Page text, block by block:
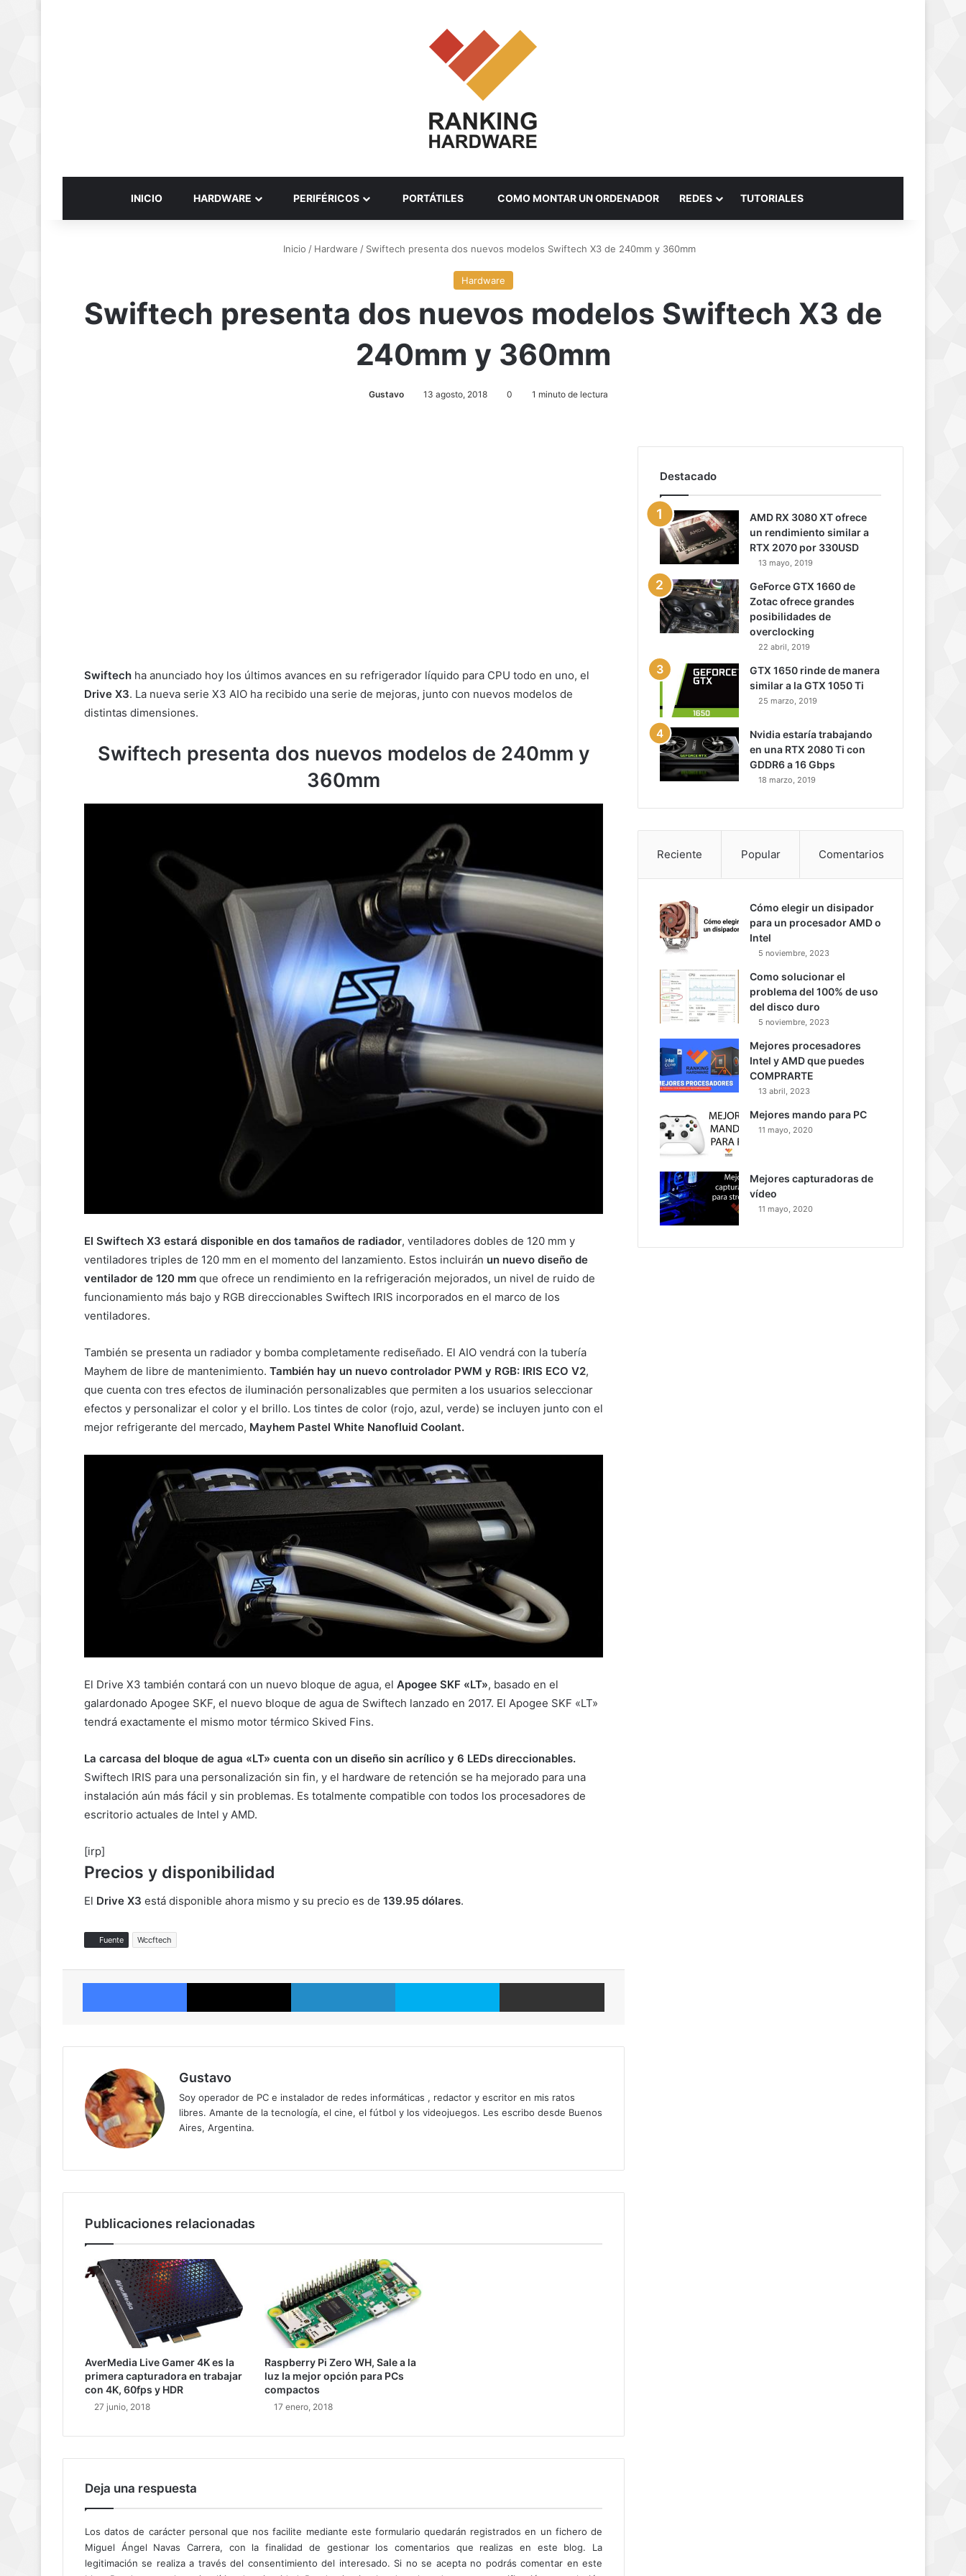
INICIO HARDWARE PERIFÉRICOS PORTÁTILES COMO MONTAR UN ORDENADOR REDES TUTORIALES
Inicio / Hardware / Swiftech presenta dos nuevos modelos Swiftech X3 de 240mm y 360mm
Hardware
Swiftech presenta dos nuevos modelos Swiftech X3 de
240mm y 360mm
Gustavo 13 agosto, 2018 0 1 minuto de lectura
Swiftech ha anunciado hoy los últimos avances en su refrigerador líquido para CPU todo en uno, el
Drive X3. La nueva serie X3 AIO ha recibido una serie de mejoras, junto con nuevos modelos de
distintas dimensiones.
Swiftech presenta dos nuevos modelos de 240mm y
360mm
El Swiftech X3 estará disponible en dos tamaños de radiador, ventiladores dobles de 120 mm y
ventiladores triples de 120 mm en el momento del lanzamiento. Estos incluirán un nuevo diseño de
ventilador de 120 mm que ofrece un rendimiento en la refrigeración mejorados, un nivel de ruido de
funcionamiento más bajo y RGB direccionables Swiftech IRIS incorporados en el marco de los
ventiladores.
También se presenta un radiador y bomba completamente rediseñado. El AIO vendrá con la tubería
Mayhem de libre de mantenimiento. También hay un nuevo controlador PWM y RGB: IRIS ECO V2,
que cuenta con tres efectos de iluminación personalizables que permiten a los usuarios seleccionar
efectos y personalizar el color y el brillo. Los tintes de color (rojo, azul, verde) se incluyen junto con el
mejor refrigerante del mercado, Mayhem Pastel White Nanofluid Coolant.
El Drive X3 también contará con un nuevo bloque de agua, el Apogee SKF «LT», basado en el
galardonado Apogee SKF, el nuevo bloque de agua de Swiftech lanzado en 2017. El Apogee SKF «LT»
tendrá exactamente el mismo motor térmico Skived Fins.
La carcasa del bloque de agua «LT» cuenta con un diseño sin acrílico y 6 LEDs direccionables.
Swiftech IRIS para una personalización sin fin, y el hardware de retención se ha mejorado para una
instalación aún más fácil y sin problemas. Es totalmente compatible con todos los procesadores de
escritorio actuales de Intel y AMD.
[irp]
Precios y disponibilidad
El Drive X3 está disponible ahora mismo y su precio es de 139.95 dólares.
Fuente Wccftech
Facebook X LinkedIn Skype
Gustavo
Soy operador de PC e instalador de redes informáticas , redactor y escritor en mis ratos
libres. Amante de la tecnología, el cine, el fútbol y los videojuegos. Les escribo desde Buenos
Aires, Argentina.
Publicaciones relacionadas
AverMedia Live Gamer 4K es la
primera capturadora en trabajar
con 4K, 60fps y HDR
27 junio, 2018
Raspberry Pi Zero WH, Sale a la
luz la mejor opción para PCs
compactos
17 enero, 2018
Deja una respuesta
Los datos de carácter personal que nos facilite mediante este formulario quedarán registrados en un fichero de
Miguel Ángel Navas Carrera, con la finalidad de gestionar los comentarios que realizas en este blog. La
legitimación se realiza a través del consentimiento del interesado. Si no se acepta no podrás comentar en este
Destacado
AMD RX 3080 XT ofrece
un rendimiento similar a
RTX 2070 por 330USD
13 mayo, 2019
GeForce GTX 1660 de
Zotac ofrece grandes
posibilidades de
overclocking
22 abril, 2019
GTX 1650 rinde de manera
similar a la GTX 1050 Ti
25 marzo, 2019
Nvidia estaría trabajando
en una RTX 2080 Ti con
GDDR6 a 16 Gbps
18 marzo, 2019
Reciente Popular Comentarios
Cómo elegir un disipador
para un procesador AMD o
Intel
5 noviembre, 2023
Como solucionar el
problema del 100% de uso
del disco duro
5 noviembre, 2023
Mejores procesadores
Intel y AMD que puedes
COMPRARTE
13 abril, 2023
Mejores mando para PC
11 mayo, 2020
Mejores capturadoras de
vídeo
11 mayo, 2020